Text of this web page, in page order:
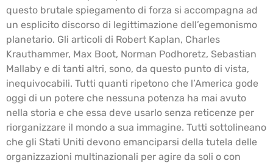
questo brutale spiegamento di forza si accompagna ad
un esplicito discorso di legittimazione dell’egemonismo
planetario. Gli articoli di Robert Kaplan, Charles
Krauthammer, Max Boot, Norman Podhoretz, Sebastian
Mallaby e di tanti altri, sono, da questo punto di vista,
inequivocabili. Tutti quanti ripetono che l’America gode
oggi di un potere che nessuna potenza ha mai avuto
nella storia e che essa deve usarlo senza reticenze per
riorganizzare il mondo a sua immagine. Tutti sottolineano
che gli Stati Uniti devono emanciparsi della tutela delle
organizzazioni multinazionali per agire da soli o con